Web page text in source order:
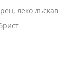
леко лъскав